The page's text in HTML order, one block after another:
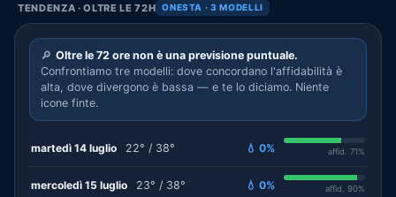
TENDENZA · OLTRE LE 72H ONESTA · 3 MODELLI
🔎 Oltre le 72 ore non è una previsione puntuale.
Confrontiamo tre modelli: dove concordano l'affidabilità è
alta, dove divergono è bassa — e te lo diciamo. Niente
icone finte.
martedì 14 luglio 22° / 38° 💧 0% affid. 71%
mercoledì 15 luglio 23° / 38° 💧 0% affid. 90%